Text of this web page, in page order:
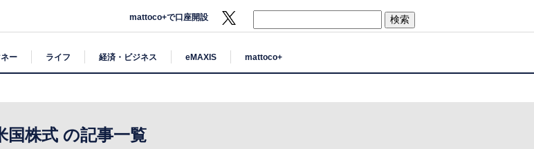
mattoco+で口座開設
ー ライフ 経済・ビジネス eMAXIS mattoco+
国株式 の記事一覧